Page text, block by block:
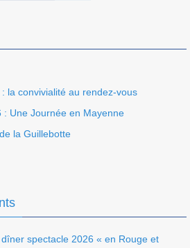
la convivialité au rendez-vous
: Une Journée en Mayenne
la Guillebotte
spectacle 2026 « en Rouge et